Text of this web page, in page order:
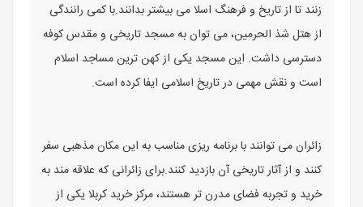
‌زنند تا از تاریخ و فرهنگ اسلا می بیشتر بدانند.با کمی رانندگی
از هتل شذ الحرمین، می ‌توان به مسجد تاریخی و مقدس کوفه
دسترسی داشت. این مسجد یکی از کهن ‌ترین مساجد اسلام
است و نقش مهمی در تاریخ اسلامی ایفا کرده است.
زائران می ‌توانند با برنامه‌ ریزی مناسب به این مکان مذهبی سفر
کنند و از آثار تاریخی آن بازدید کنند.برای زائرانی که علاقه ‌مند به
خرید و تجربه فضای مدرن ‌تر هستند، مرکز خرید کربلا یکی از